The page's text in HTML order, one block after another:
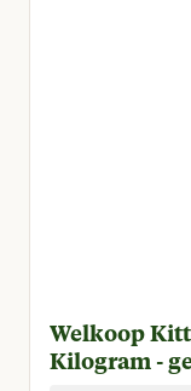
Welkoop
Kilogram -